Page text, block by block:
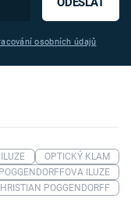
osobních údajů
OPTICKÝ KLAM
POGGENDORFFOVA ILUZE
POGGENDORFF